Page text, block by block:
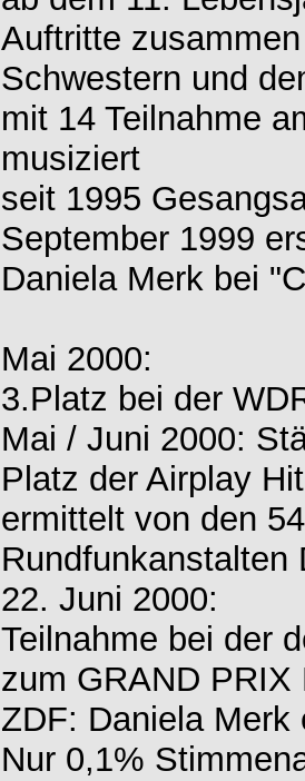
Auftritte
Schwestern und
mit 14 Teilnahme
musiziert
seit 1995
September 1999
Daniela Merk bei
Mai 2000:
3.Platz bei der
Mai / Juni 2000:
Platz der Airplay
ermittelt von den
Rundfunkanstalten
22. Juni 2000:
Teilnahme bei der
zum GRAND
ZDF: Daniela
Nur 0,1%